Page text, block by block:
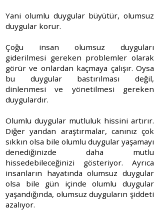
Yani olumlu duygular büyütür, olumsuz
duygular korur.
Çoğu insan olumsuz duyguları
giderilmesi gereken problemler olarak
görür ve onlardan kaçmaya çalışır. Oysa
bu duygular bastırılması değil,
dinlenmesi ve yönetilmesi gereken
duygulardır.
Olumlu duygular mutluluk hissini artırır.
Diğer yandan araştırmalar, canınız çok
sıkkın olsa bile olumlu duygular yaşamayı
denediğinizde daha mutlu
hissedebileceğinizi gösteriyor. Ayrıca
insanların hayatında olumsuz duygular
olsa bile gün içinde olumlu duygular
yaşandığında, olumsuz duyguların şiddeti
azalıyor.